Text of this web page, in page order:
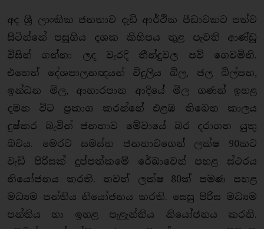
අද ශ්‍රී ලාංකික ජනතාව දැඩි ආර්ථික පීඩාවකට පත්ව
සිටින්නේ පසුගිය දශක කිහිපය තුළ පැවති ආණ්ඩු
විසින් ගන්නා ලද වැරදි තීන්දුවල පව් ගෙවමිනි.
එහෙත් දේශපාලනඥයන් විදුලිය බිල, ජල බිල්පත,
ඉන්ධන මිල, ආහාරපාන ආදියේ මිල ගණන් ඉහළ
දමන විට ප්‍රකාශ කරන්නේ එළඹ තිබෙන කාලය
දුෂ්කර බැවින් ජනතාව මේවායේ බර දරාගත යුතු
බවය. මෙරට සමස්ත ජනතාවගෙන් ලක්ෂ 90කට
වැඩි පිරිසක් දුප්පත්කමේ රේඛාවෙන් පහළ ස්ථරය
නියෝජනය කරති. තවත් ලක්ෂ 80ක් පමණ පහළ
මධ්‍යම පන්තිය නියෝජනය කරති. සෙසු පිරිස මධ්‍යම
පන්තිය හා ඉහළ පැළැන්තිය නියෝජනය කරති.